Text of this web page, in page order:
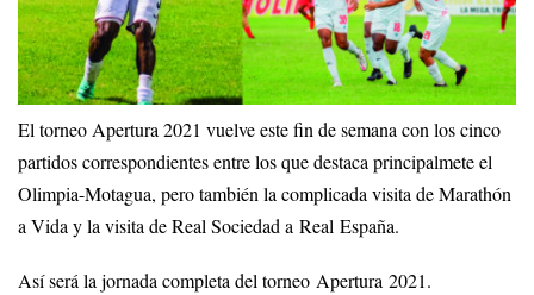
El torneo Apertura 2021 vuelve este fin de semana con los cinco
partidos correspondientes entre los que destaca principalmete el
Olimpia-Motagua, pero también la complicada visita de Marathón
a Vida y la visita de Real Sociedad a Real España.
Así será la jornada completa del torneo Apertura 2021.